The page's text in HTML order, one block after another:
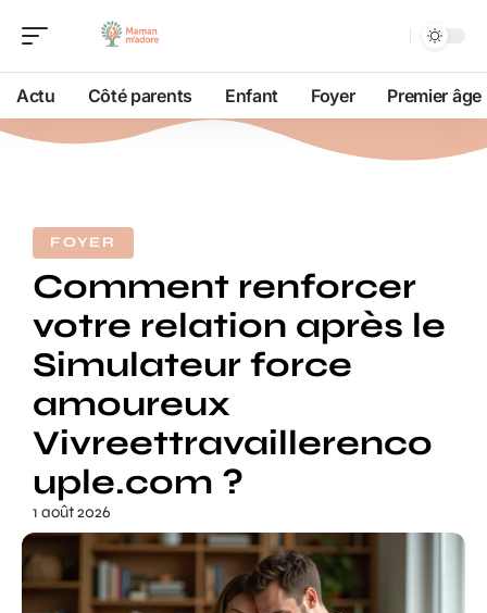
Actu Côté parents Enfant Foyer Premier âge
FOYER
Comment renforcer
votre relation après le
Simulateur force
amoureux
Vivreettravaillerenco
uple.com ?
1 août 2026